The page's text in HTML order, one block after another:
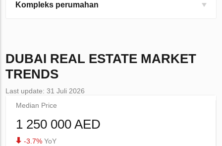
Kompleks perumahan
DUBAI REAL ESTATE MARKET
TRENDS
Last update: 31 Juli 2026
Median Price
1 250 000 AED
-3.7% YoY